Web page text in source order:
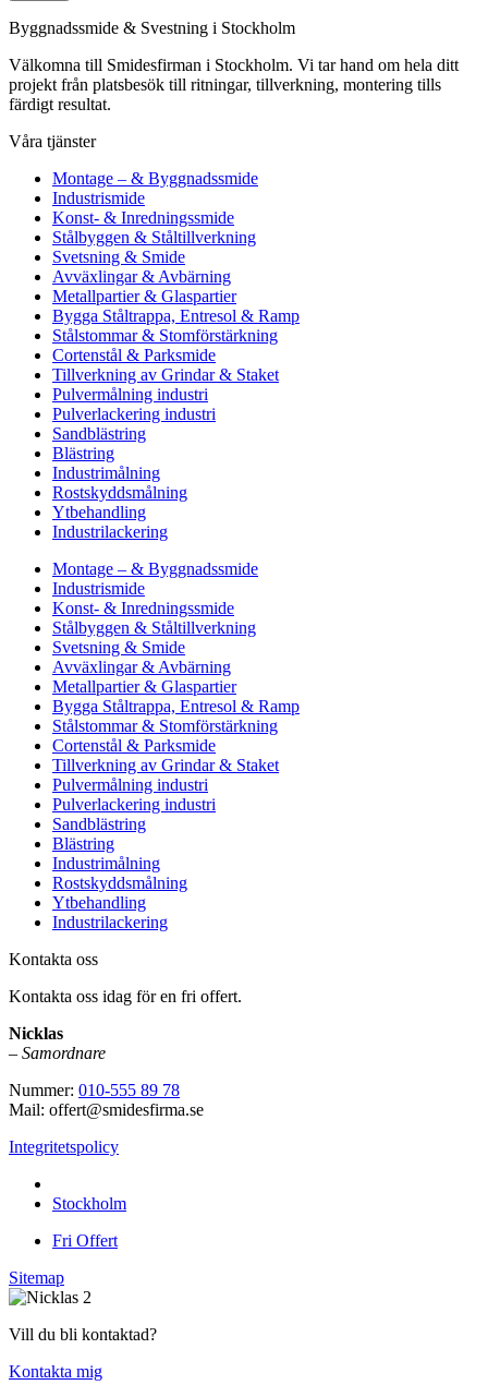
Byggnadssmide & Svestning i Stockholm
Välkomna till Smidesfirman i Stockholm. Vi tar hand om hela ditt
projekt från platsbesök till ritningar, tillverkning, montering tills
färdigt resultat.
Våra tjänster
Montage – & Byggnadssmide
Industrismide
Konst- & Inredningssmide
Stålbyggen & Ståltillverkning
Svetsning & Smide
Avväxlingar & Avbärning
Metallpartier & Glaspartier
Bygga Ståltrappa, Entresol & Ramp
Stålstommar & Stomförstärkning
Cortenstål & Parksmide
Tillverkning av Grindar & Staket
Pulvermålning industri
Pulverlackering industri
Sandblästring
Blästring
Industrimålning
Rostskyddsmålning
Ytbehandling
Industrilackering
Montage – & Byggnadssmide
Industrismide
Konst- & Inredningssmide
Stålbyggen & Ståltillverkning
Svetsning & Smide
Avväxlingar & Avbärning
Metallpartier & Glaspartier
Bygga Ståltrappa, Entresol & Ramp
Stålstommar & Stomförstärkning
Cortenstål & Parksmide
Tillverkning av Grindar & Staket
Pulvermålning industri
Pulverlackering industri
Sandblästring
Blästring
Industrimålning
Rostskyddsmålning
Ytbehandling
Industrilackering
Kontakta oss
Kontakta oss idag för en fri offert.
Nicklas
– Samordnare
Nummer: 010-555 89 78
Mail: offert@smidesfirma.se
Integritetspolicy
Stockholm
Fri Offert
Sitemap
Vill du bli kontaktad?
Kontakta mig